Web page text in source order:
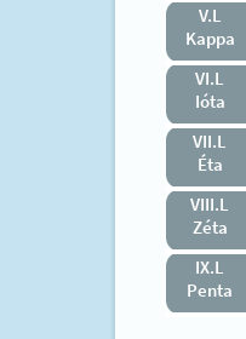
V.L
Kappa
VI.L
Ióta
VII.L
Éta
VIII.L
Zéta
IX.L
Penta